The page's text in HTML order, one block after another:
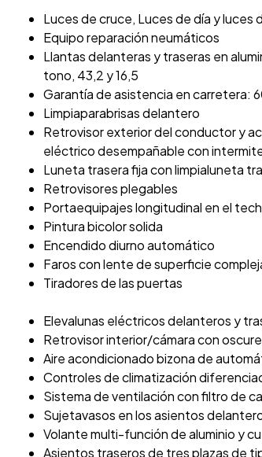
Luces de cruce, Luces de día y
Equipo reparación neumáticos
Llantas delanteras y traseras en
tono, 43,2 y 16,5
Garantía de asistencia en carretera:
Limpiaparabrisas delantero
Retrovisor exterior del conductor y
eléctrico desempañable con
Luneta trasera fija con limpialuneta
Retrovisores plegables
Portaequipajes longitudinal en el
Pintura bicolor solida
Encendido diurno automático
Faros con lente de superficie
Tiradores de las puertas
Elevalunas eléctricos delanteros y
Retrovisor interior/cámara con
Aire acondicionado bizona de
Controles de climatización
Sistema de ventilación con filtro de
Sujetavasos en los asientos
Volante multi-función de aluminio y
Asientos traseros de tres plazas de